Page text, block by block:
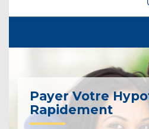
Payer Votre
Rapidement